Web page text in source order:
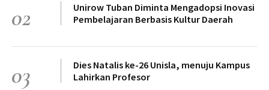
02
Unirow Tuban Diminta Mengadopsi Inovasi
Pembelajaran Berbasis Kultur Daerah
03
Dies Natalis ke-26 Unisla, menuju Kampus
Lahirkan Profesor